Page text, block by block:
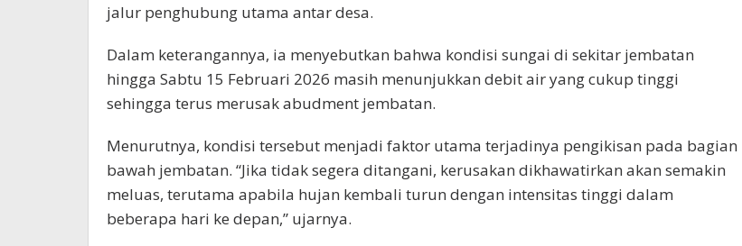
jalur penghubung utama antar desa.
Dalam keterangannya, ia menyebutkan bahwa kondisi sungai di sekitar jembatan
hingga Sabtu 15 Februari 2026 masih menunjukkan debit air yang cukup tinggi
sehingga terus merusak abudment jembatan.
Menurutnya, kondisi tersebut menjadi faktor utama terjadinya pengikisan pada bagian
bawah jembatan. “Jika tidak segera ditangani, kerusakan dikhawatirkan akan semakin
meluas, terutama apabila hujan kembali turun dengan intensitas tinggi dalam
beberapa hari ke depan,” ujarnya.